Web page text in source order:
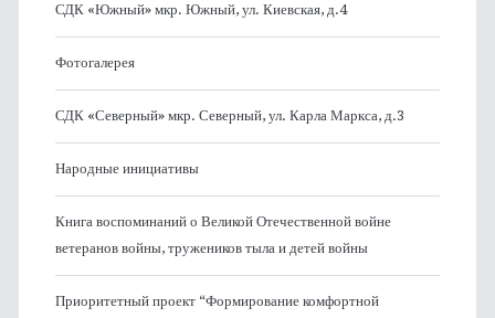
СДК «Южный» мкр. Южный, ул. Киевская, д.4
Фотогалерея
СДК «Северный» мкр. Северный, ул. Карла Маркса, д.3
Народные инициативы
Книга воспоминаний о Великой Отечественной войне
ветеранов войны, тружеников тыла и детей войны
Приоритетный проект “Формирование комфортной